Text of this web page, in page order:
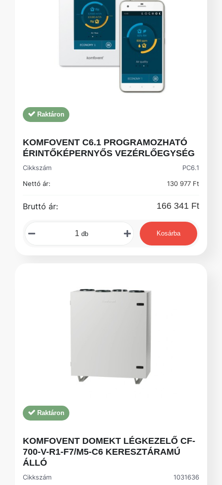
Raktáron
KOMFOVENT C6.1 PROGRAMOZHATÓ
ÉRINTŐKÉPERNYŐS VEZÉRLŐEGYSÉG
Cikkszám
PC6.1
Nettó ár:
130 977 Ft
Bruttó ár: 166 341 Ft
db Kosárba
Raktáron
KOMFOVENT DOMEKT LÉGKEZELŐ CF-
700-V-R1-F7/M5-C6 KERESZTÁRAMÚ
ÁLLÓ
Cikkszám 1031636